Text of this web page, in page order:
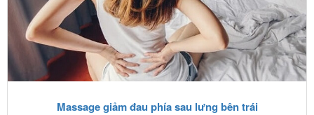
Massage giảm đau phía sau lưng bên trái